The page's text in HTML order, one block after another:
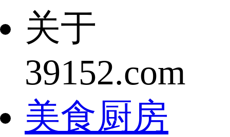
关于
39152.com
美食厨房